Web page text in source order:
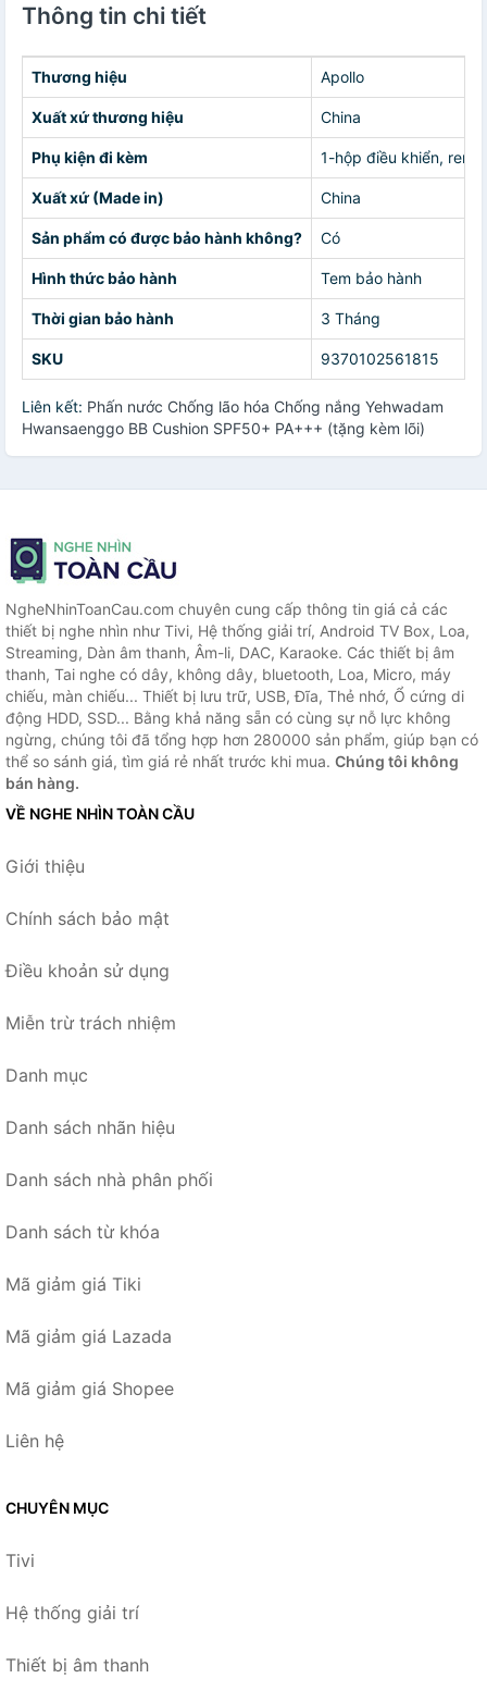
Thông tin chi tiết
Thương hiệu Apollo
Xuất xứ thương hiệu China
Phụ kiện đi kèm 1-hộp điều khiển,
Xuất xứ (Made in) China
Sản phẩm có được bảo hành không? Có
Hình thức bảo hành Tem bảo hành
Thời gian bảo hành 3 Tháng
SKU 9370102561815
Liên kết: Phấn nước Chống lão hóa Chống nắng Yehwadam
Hwansaenggo BB Cushion SPF50+ PA+++ (tặng kèm lõi)
NgheNhinToanCau.com chuyên cung cấp thông tin giá cả các
thiết bị nghe nhìn như Tivi, Hệ thống giải trí, Android TV Box, Loa,
Streaming, Dàn âm thanh, Âm-li, DAC, Karaoke. Các thiết bị âm
thanh, Tai nghe có dây, không dây, bluetooth, Loa, Micro, máy
chiếu, màn chiếu... Thiết bị lưu trữ, USB, Đĩa, Thẻ nhớ, Ổ cứng di
động HDD, SSD... Bằng khả năng sẵn có cùng sự nỗ lực không
ngừng, chúng tôi đã tổng hợp hơn 280000 sản phẩm, giúp bạn có
thể so sánh giá, tìm giá rẻ nhất trước khi mua. Chúng tôi không
bán hàng.
VỀ NGHE NHÌN TOÀN CẦU
Giới thiệu
Chính sách bảo mật
Điều khoản sử dụng
Miễn trừ trách nhiệm
Danh mục
Danh sách nhãn hiệu
Danh sách nhà phân phối
Danh sách từ khóa
Mã giảm giá Tiki
Mã giảm giá Lazada
Mã giảm giá Shopee
Liên hệ
CHUYÊN MỤC
Tivi
Hệ thống giải trí
Thiết bị âm thanh